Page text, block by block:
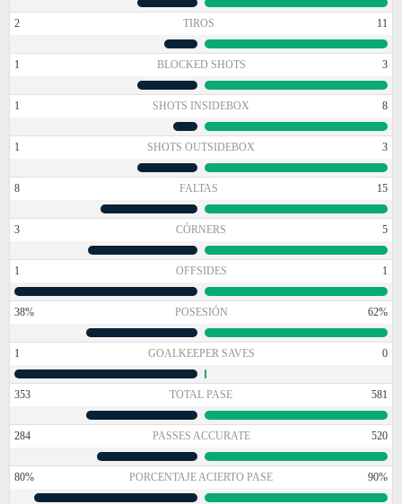
2 TIROS 11
1 BLOCKED SHOTS 3
1 SHOTS INSIDEBOX 8
1 SHOTS OUTSIDEBOX 3
8 FALTAS 15
3 CÓRNERS 5
1 OFFSIDES 1
38% POSESIÓN 62%
1 GOALKEEPER SAVES 0
353 TOTAL PASE 581
284 PASSES ACCURATE 520
80% PORCENTAJE ACIERTO PASE 90%